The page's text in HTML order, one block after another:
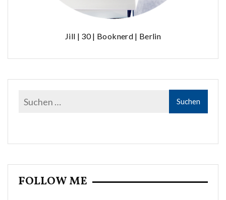
Jill | 30 | Booknerd | Berlin
FOLLOW ME